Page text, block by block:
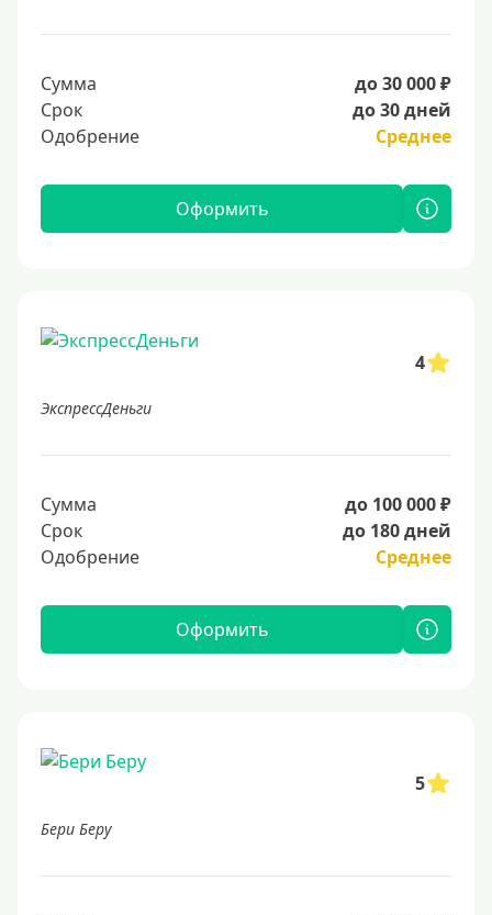
Сумма
до 30 000 ₽
Срок
до 30 дней
Одобрение
Среднее
Оформить
4
ЭкспрессДеньги
Сумма
до 100 000 ₽
Срок
до 180 дней
Одобрение
Среднее
Оформить
5
Бери Беру